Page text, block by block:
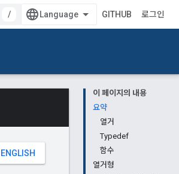
/ GITHUB 로그인
이 페이지의 내용
요약
열거
Typedef
함수
열거형